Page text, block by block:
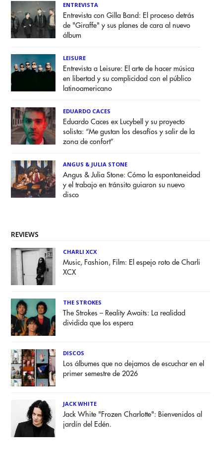
ENTREVISTA
Entrevista con Gilla Band: El proceso detrás
de "Giraffe" y sus planes de cara al nuevo
álbum
LEISURE
Entrevista a Leisure: El arte de hacer música
en libertad y su complicidad con el público
latinoamericano
EDUARDO CACES
Eduardo Caces ex Lucybell y su proyecto
solista: “Me gustan los desafíos y salir de la
zona de confort”
ANGUS & JULIA STONE
Angus & Julia Stone: Cómo la espontaneidad
y el trabajo en tránsito guiaron su nuevo
disco
REVIEWS
CHARLI XCX
Music, Fashion, Film: El espejo roto de Charli
XCX
THE STROKES
The Strokes – Reality Awaits: La realidad
dividida que los espera
DISCOS
Los álbumes que no dejamos de escuchar en el
primer semestre de 2026
JACK WHITE
Jack White "Frozen Charlotte": Bienvenidos al
jardín del Edén.